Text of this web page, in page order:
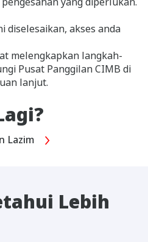
diselesaikan, akses anda
melengkapkan langkah-
Pusat Panggilan CIMB di
lanjut.
Lazim
Lebih